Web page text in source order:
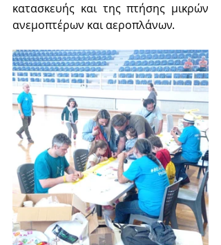
κατασκευής και της πτήσης μικρών
ανεμοπτέρων και αεροπλάνων.